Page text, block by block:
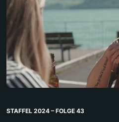
STAFFEL 2024 – FOLGE 43